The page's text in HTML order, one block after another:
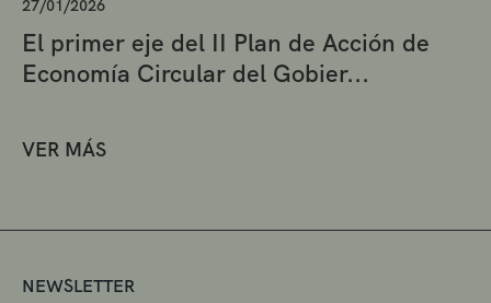
27/01/2026
El primer eje del II Plan de Acción de
Economía Circular del Gobier...
VER MÁS
NEWSLETTER